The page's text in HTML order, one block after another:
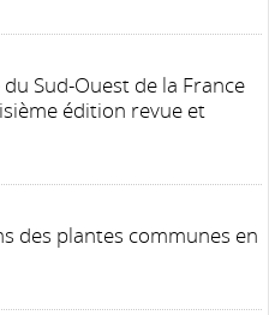
Sud-Ouest de la France
édition revue et
des plantes communes en